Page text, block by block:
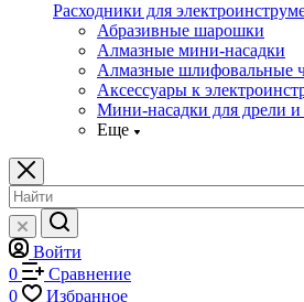
Расходники для
Абразивные шарошки
Алмазные мини-насадки
Алмазные шлифовальные
Аксессуары к
Мини-насадки для дрели и
Еще
Войти
0
Сравнение
0
Избранное